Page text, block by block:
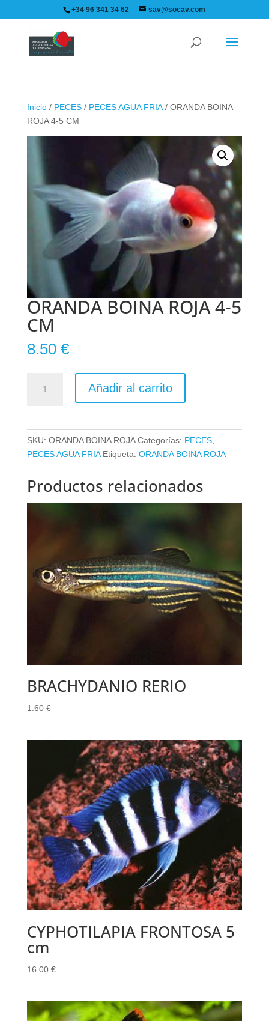
+34 96 341 34 62 sav@socav.com
Inicio/ PECES/ PECES AGUA FRIA/ ORANDA BOINA
ROJA 4-5 CM
ORANDA BOINA ROJA 4-5
CM
8.50 €
BOINA
Añadir al carrito
SKU: ORANDA BOINA ROJA Categorías: PECES,
PECES AGUA FRIA Etiqueta: ORANDA BOINA ROJA
Productos relacionados
BRACHYDANIO RERIO
1.60 €
CYPHOTILAPIA FRONTOSA 5
cm
16.00 €